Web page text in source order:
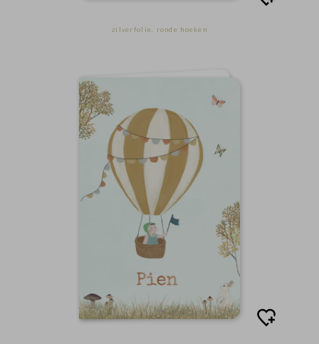
zilverfolie, ronde hoeken